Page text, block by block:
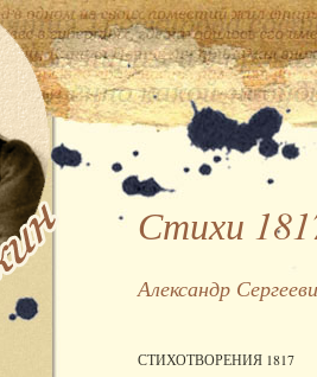
Стихи
Александр
СТИХОТВОРЕНИЯ 1817